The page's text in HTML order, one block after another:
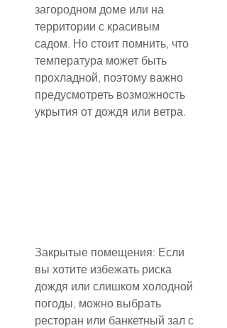
загородном доме или на
территории с красивым
садом. Но стоит помнить, что
температура может быть
прохладной, поэтому важно
предусмотреть возможность
укрытия от дождя или ветра.
Закрытые помещения: Если
вы хотите избежать риска
дождя или слишком холодной
погоды, можно выбрать
ресторан или банкетный зал с